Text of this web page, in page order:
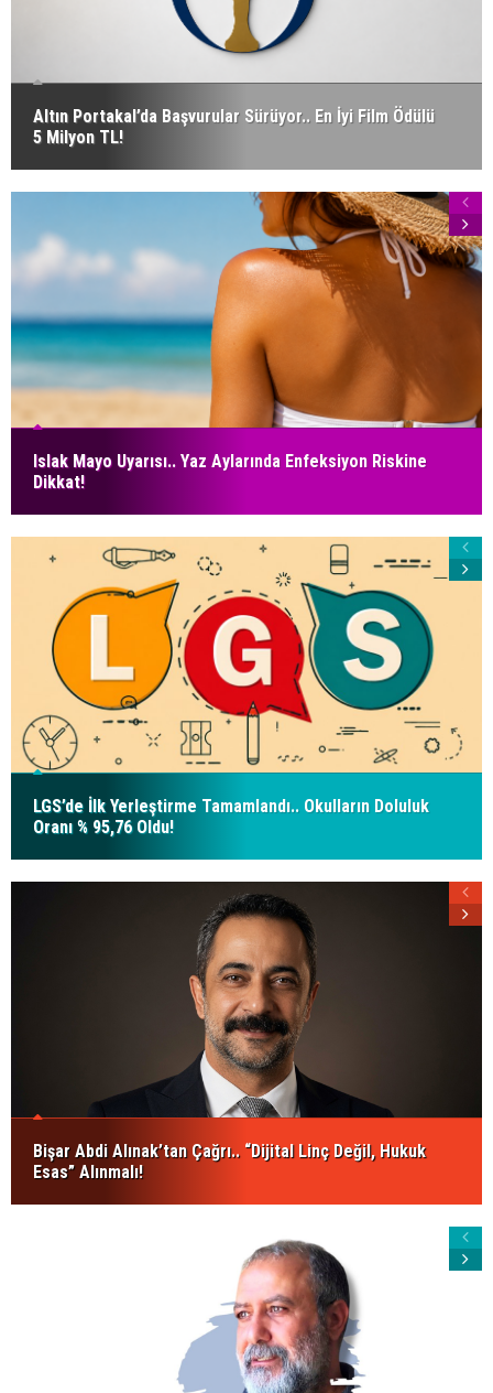
Altın Portakal’da Başvurular Sürüyor.. En İyi Film Ödülü
5 Milyon TL!
Islak Mayo Uyarısı.. Yaz Aylarında Enfeksiyon Riskine
Dikkat!
LGS’de İlk Yerleştirme Tamamlandı.. Okulların Doluluk
Oranı % 95,76 Oldu!
Bişar Abdi Alınak’tan Çağrı.. “Dijital Linç Değil, Hukuk
Esas” Alınmalı!